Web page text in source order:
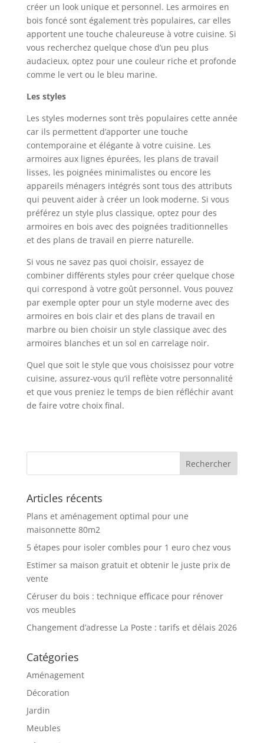
créer un look unique et personnel. Les armoires en
bois foncé sont également très populaires, car elles
apportent une touche chaleureuse à votre cuisine. Si
vous recherchez quelque chose d’un peu plus
audacieux, optez pour une couleur riche et profonde
comme le vert ou le bleu marine.
Les styles
Les styles modernes sont très populaires cette année
car ils permettent d’apporter une touche
contemporaine et élégante à votre cuisine. Les
armoires aux lignes épurées, les plans de travail
lisses, les poignées minimalistes ou encore les
appareils ménagers intégrés sont tous des attributs
qui peuvent aider à créer un look moderne. Si vous
préférez un style plus classique, optez pour des
armoires en bois avec des poignées traditionnelles
et des plans de travail en pierre naturelle.
Si vous ne savez pas quoi choisir, essayez de
combiner différents styles pour créer quelque chose
qui correspond à votre goût personnel. Vous pouvez
par exemple opter pour un style moderne avec des
armoires en bois clair et des plans de travail en
marbre ou bien choisir un style classique avec des
armoires blanches et un sol en carrelage noir.
Quel que soit le style que vous choisissez pour votre
cuisine, assurez-vous qu’il reflète votre personnalité
et que vous preniez le temps de bien réfléchir avant
de faire votre choix final.
Articles récents
Plans et aménagement optimal pour une
maisonnette 80m2
5 étapes pour isoler combles pour 1 euro chez vous
Estimer sa maison gratuit et obtenir le juste prix de
vente
Céruser du bois : technique efficace pour rénover
vos meubles
Changement d’adresse La Poste : tarifs et délais 2026
Catégories
Aménagement
Décoration
Jardin
Meubles